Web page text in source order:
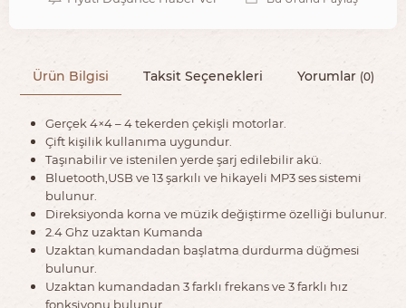
Ürün Bilgisi Taksit Seçenekleri Yorumlar (0)
Gerçek 4×4 – 4 tekerden çekişli motorlar.
Çift kişilik kullanıma uygundur.
Taşınabilir ve istenilen yerde şarj edilebilir akü.
Bluetooth,USB ve 13 şarkılı ve hikayeli MP3 ses sistemi
bulunur.
Direksiyonda korna ve müzik değiştirme özelliği bulunur.
2.4 Ghz uzaktan Kumanda
Uzaktan kumandadan başlatma durdurma düğmesi
bulunur.
Uzaktan kumandadan 3 farklı frekans ve 3 farklı hız
fonksiyonu bulunur.